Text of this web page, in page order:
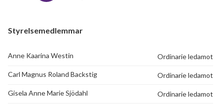
Styrelsemedlemmar
Anne Kaarina Westin Ordinarie ledamot
Carl Magnus Roland Backstig Ordinarie ledamot
Gisela Anne Marie Sjödahl Ordinarie ledamot